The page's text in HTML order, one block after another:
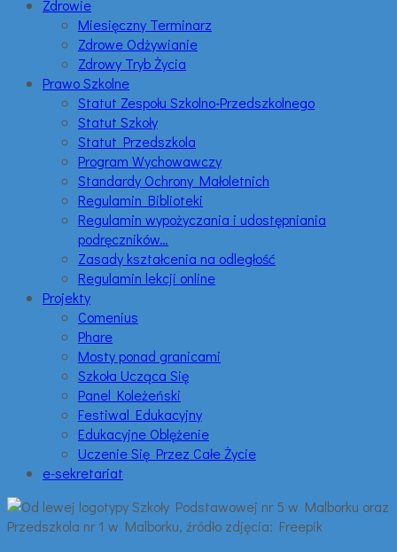
Zdrowie
Miesięczny Terminarz
Zdrowe Odżywianie
Zdrowy Tryb Życia
Prawo Szkolne
Statut Zespołu Szkolno-Przedszkolnego
Statut Szkoły
Statut Przedszkola
Program Wychowawczy
Standardy Ochrony Małoletnich
Regulamin Biblioteki
Regulamin wypożyczania i udostępniania
podręczników…
Zasady kształcenia na odległość
Regulamin lekcji online
Projekty
Comenius
Phare
Mosty ponad granicami
Szkoła Ucząca Się
Panel Koleżeński
Festiwal Edukacyjny
Edukacyjne Oblężenie
Uczenie Się Przez Całe Życie
e-sekretariat